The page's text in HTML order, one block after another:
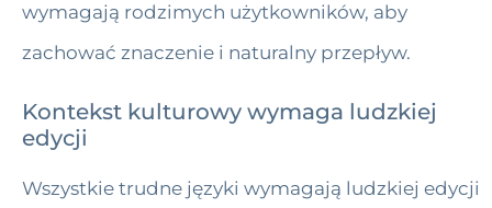
wymagają rodzimych użytkowników, aby
zachować znaczenie i naturalny przepływ.
Kontekst kulturowy wymaga ludzkiej
edycji
Wszystkie trudne języki wymagają ludzkiej edycji